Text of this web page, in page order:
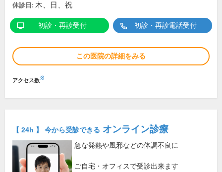
休診日: 木、日、祝
初診・再診受付 初診・再診電話受付
この医院の詳細をみる
アクセス数※
【 24h 】 今から受診できる オンライン診療
急な発熱や風邪などの体調不良に
ご自宅・オフィスで受診出来ます